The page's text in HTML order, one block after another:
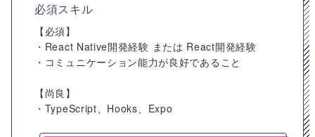
必須スキル
【必須】
・React Native開発経験 または React開発経験
・コミュニケーション能力が良好であること
【尚良】
・TypeScript、Hooks、Expo